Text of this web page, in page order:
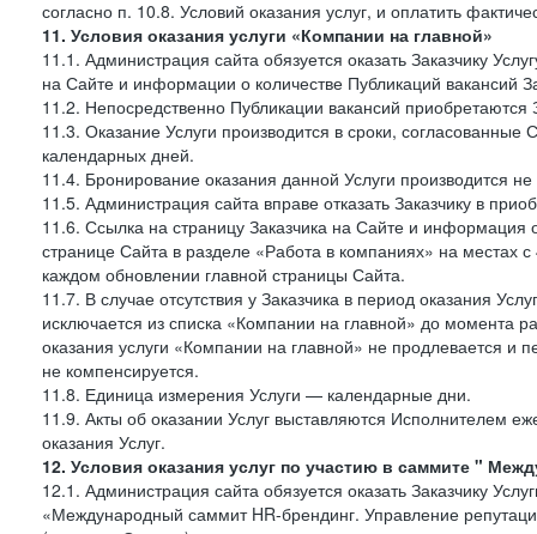
согласно п. 10.8. Условий оказания услуг, и оплатить
11. Условия оказания услуги «Компании на главной»
11.1. Администрация сайта обязуется оказать Заказчику
на Сайте и информации о количестве Публикаций вакансий
11.2. Непосредственно Публикации вакансий приобретаются
11.3. Оказание Услуги производится в сроки,
календарных дней.
11.4. Бронирование оказания данной Услуги производится
11.5. Администрация сайта вправе отказать Заказчику в
11.6. Ссылка на страницу Заказчика на Сайте и информация
странице Сайта в разделе «Работа в компаниях» на
каждом обновлении главной страницы Сайта.
11.7. В случае отсутствия у Заказчика в период оказания
исключается из списка «Компании на главной» до момента
оказания услуги «Компании на главной» не продлевается и
не компенсируется.
11.8. Единица измерения Услуги — календарные дни.
11.9. Акты об оказании Услуг выставляются Исполнителем
оказания Услуг.
12. Условия оказания услуг по участию в саммите "
12.1. Администрация сайта обязуется оказать Заказчику
«Международный саммит HR-брендинг. Управление